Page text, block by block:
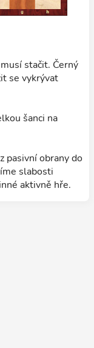
stačit. Černý
se vykrývat
šanci na
pasivní obrany do
slabosti
aktivně hře.